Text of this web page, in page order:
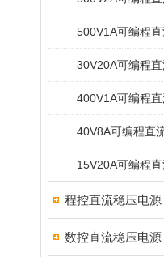
500V1A可编程
30V20A可编程
400V1A可编程
40V8A可编程直
15V20A可编程
程控直流稳压电源
数控直流稳压电源